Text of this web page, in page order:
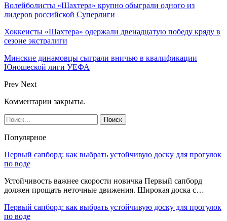
Волейболисты «Шахтера» крупно обыграли одного из
лидеров российской Суперлиги
Хоккеисты «Шахтера» одержали двенадцатую победу кряду в
сезоне экстралиги
Минские динамовцы сыграли вничью в квалификации
Юношеской лиги УЕФА
Prev Next
Комментарии закрыты.
Популярное
Первый сапборд: как выбрать устойчивую доску для прогулок
по воде
Устойчивость важнее скорости новичка Первый сапборд
должен прощать неточные движения. Широкая доска с…
Первый сапборд: как выбрать устойчивую доску для прогулок
по воде